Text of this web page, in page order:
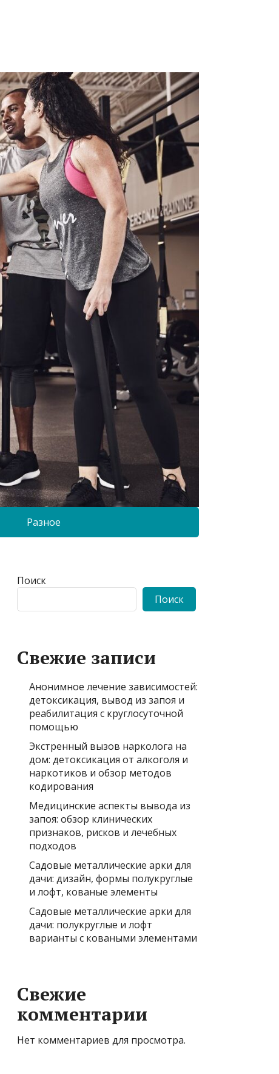
Разное
Поиск
Поиск
Свежие записи
Анонимное лечение зависимостей:
детоксикация, вывод из запоя и
реабилитация с круглосуточной
помощью
Экстренный вызов нарколога на
дом: детоксикация от алкоголя и
наркотиков и обзор методов
кодирования
Медицинские аспекты вывода из
запоя: обзор клинических
признаков, рисков и лечебных
подходов
Садовые металлические арки для
дачи: дизайн, формы полукруглые
и лофт, кованые элементы
Садовые металлические арки для
дачи: полукруглые и лофт
варианты с коваными элементами
Свежие
комментарии
Нет комментариев для просмотра.